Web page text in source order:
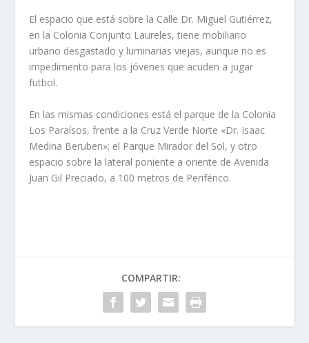
El espacio que está sobre la Calle Dr. Miguel Gutiérrez,
en la Colonia Conjunto Laureles, tiene mobiliario
urbano desgastado y luminarias viejas, aunque no es
impedimento para los jóvenes que acuden a jugar
futbol.
En las mismas condiciones está el parque de la Colonia
Los Paraísos, frente a la Cruz Verde Norte «Dr. Isaac
Medina Beruben»; el Parque Mirador del Sol, y otro
espacio sobre la lateral poniente a oriente de Avenida
Juan Gil Preciado, a 100 metros de Periférico.
COMPARTIR: